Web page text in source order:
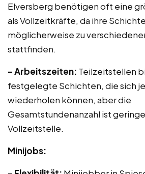
Elversberg benötigen oft eine
als Vollzeitkräfte, da ihre
möglicherweise zu
stattfinden.
– Arbeitszeiten: Teilzeitstellen
festgelegte Schichten, die sich
wiederholen können, aber die
Gesamtstundenanzahl ist
Vollzeitstelle.
Minijobs: